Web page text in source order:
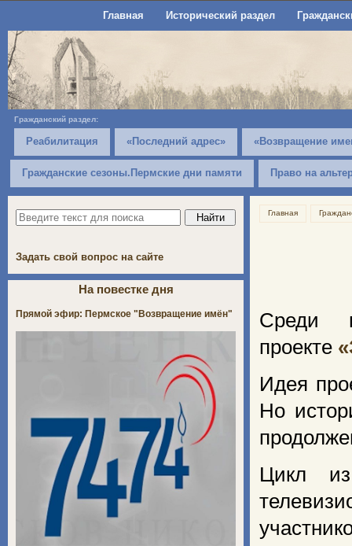
Главная Исторический раздел
Гражданский раздел:
Реабилитация «Последний адрес» «Возвращение
Гражданские сезоны.Пермские дни памяти Право на
Главная
Среди
проекте
Идея
Но
Цикл из
Задать свой вопрос на сайте
На повестке дня
Прямой эфир: Пермское "Возвращение имён"